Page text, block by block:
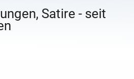
Satire - seit